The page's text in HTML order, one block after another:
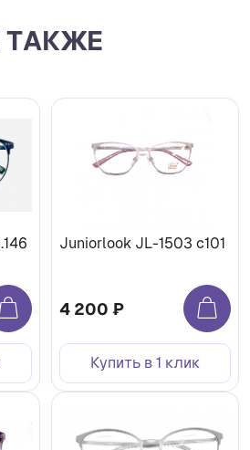
ТАКЖЕ
Juniorlook JL-1503 c101
4 200 ₽
Купить в 1 клик